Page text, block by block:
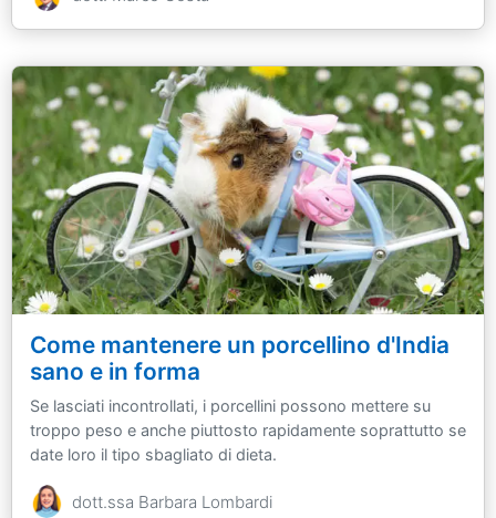
Come mantenere un porcellino d'India
sano e in forma
Se lasciati incontrollati, i porcellini possono mettere su
troppo peso e anche piuttosto rapidamente soprattutto se
date loro il tipo sbagliato di dieta.
dott.ssa Barbara Lombardi